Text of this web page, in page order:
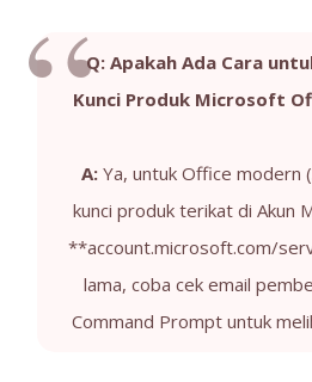
Q: Apakah Ada Cara
Kunci Produk Microsoft
A:Ya, untuk Office modern
kunci produk terikat di Akun
**account.microsoft.com/
lama, coba cek email
Command Prompt untuk